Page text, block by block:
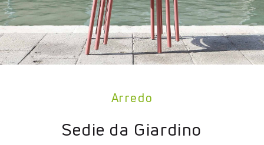
Arredo
Sedie da Giardino